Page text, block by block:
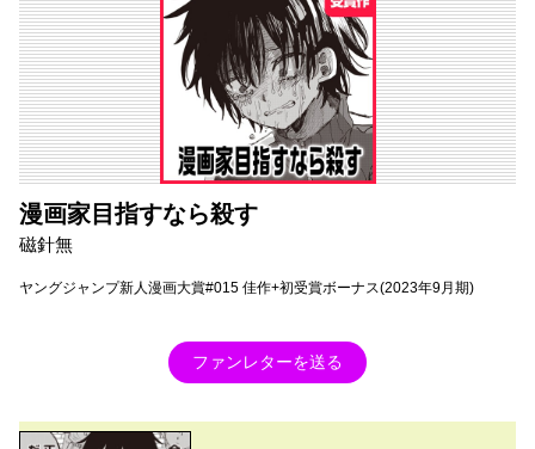
漫画家目指すなら殺す
磁針無
ヤングジャンプ新人漫画大賞#015 佳作+初受賞ボーナス(2023年9月期)
ファンレターを送る